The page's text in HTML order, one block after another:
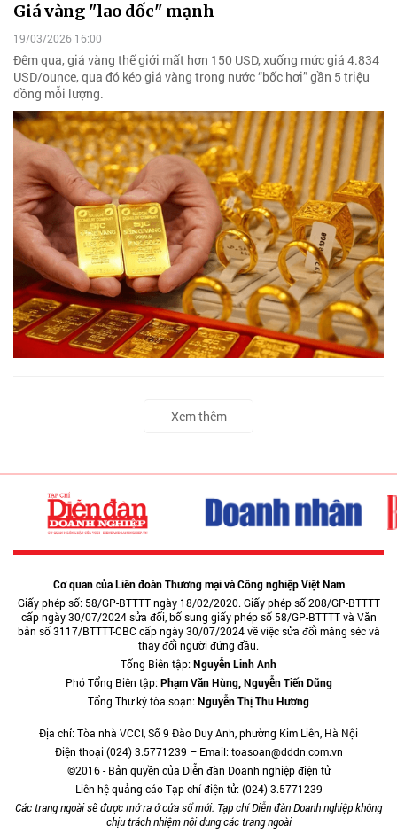
Giá vàng "lao dốc" mạnh
19/03/2026 16:00
Đêm qua, giá vàng thế giới mất hơn 150 USD, xuống mức giá 4.834
USD/ounce, qua đó kéo giá vàng trong nước “bốc hơi” gần 5 triệu
đồng mỗi lượng.
Xem thêm
Cơ quan của Liên đoàn Thương mại và Công nghiệp Việt Nam
Giấy phép số: 58/GP-BTTTT ngày 18/02/2020. Giấy phép số 208/GP-BTTTT
cấp ngày 30/07/2024 sửa đổi, bổ sung giấy phép số 58/GP-BTTTT và Văn
bản số 3117/BTTTT-CBC cấp ngày 30/07/2024 về việc sửa đổi măng séc và
thay đổi người đứng đầu.
Tổng Biên tập:Nguyễn Linh Anh
Phó Tổng Biên tập:Phạm Văn Hùng, Nguyễn Tiến Dũng
Tổng Thư ký tòa soạn:Nguyễn Thị Thu Hương
Địa chỉ: Tòa nhà VCCI, Số 9 Đào Duy Anh, phường Kim Liên, Hà Nội
Điện thoại (024) 3.5771239 – Email: toasoan@dddn.com.vn
©2016 - Bản quyền của Diễn đàn Doanh nghiệp điện tử
Liên hệ quảng cáo Tạp chí điện tử: (024) 3.5771239
Các trang ngoài sẽ được mở ra ở cửa sổ mới. Tạp chí Diễn đàn Doanh nghiệp không
chịu trách nhiệm nội dung các trang ngoài